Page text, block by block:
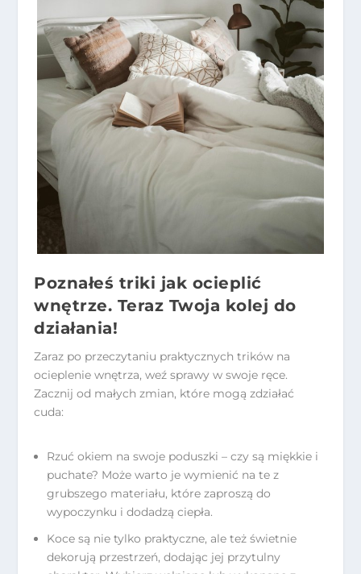
Poznałeś triki jak ocieplić
wnętrze. Teraz Twoja kolej do
działania!
Zaraz po przeczytaniu praktycznych trików na
ocieplenie wnętrza, weź sprawy w swoje ręce.
Zacznij od małych zmian, które mogą zdziałać
cuda:
Rzuć okiem na swoje poduszki – czy są miękkie i
puchate? Może warto je wymienić na te z
grubszego materiału, które zaproszą do
wypoczynku i dodadzą ciepła.
Koce są nie tylko praktyczne, ale też świetnie
dekorują przestrzeń, dodając jej przytulny